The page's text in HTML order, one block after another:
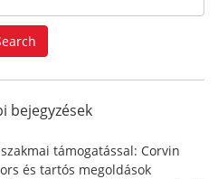
e
a
r
f
r
:
bejegyzések
támogatással: Corvin
és tartós megoldások